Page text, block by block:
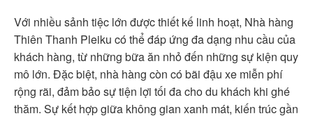
Với nhiều sảnh tiệc lớn được thiết kế linh hoạt, Nhà hàng
Thiên Thanh Pleiku có thể đáp ứng đa dạng nhu cầu của
khách hàng, từ những bữa ăn nhỏ đến những sự kiện quy
mô lớn. Đặc biệt, nhà hàng còn có bãi đậu xe miễn phí
rộng rãi, đảm bảo sự tiện lợi tối đa cho du khách khi ghé
thăm. Sự kết hợp giữa không gian xanh mát, kiến trúc gần